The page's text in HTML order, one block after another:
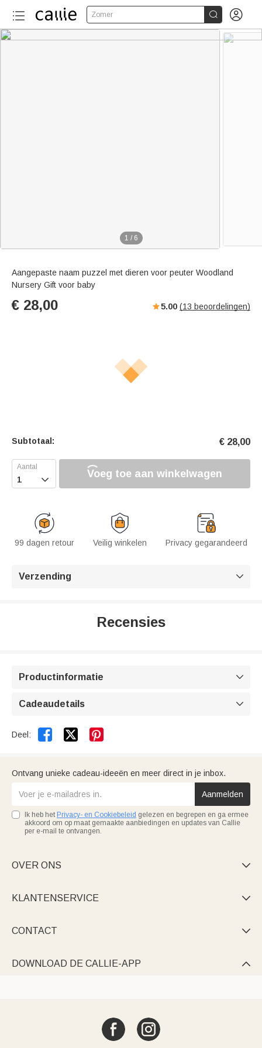
Zomer  
1 / 6
Aangepaste naam puzzel met dieren voor peuter Woodland
Nursery Gift voor baby
€ 28,00 5.00 (13 beoordelingen)
Subtotaal: € 28,00
 Voeg toe aan winkelwagen
99 dagen retour Veilig winkelen Privacy gegarandeerd
Verzending 
Recensies
Productinformatie 
Cadeaudetails 
Deel:  
Ontvang unieke cadeau-ideeën en meer direct in je inbox.
Aanmelden
Ik heb het Privacy- en Cookiebeleid gelezen en begrepen en ga ermee
akkoord om op maat gemaakte aanbiedingen en updates van Callie
per e-mail te ontvangen.
OVER ONS 
KLANTENSERVICE 
CONTACT 
DOWNLOAD DE CALLIE-APP 